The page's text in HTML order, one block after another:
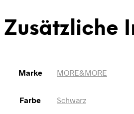
Zusätzliche
Marke MORE&MORE
Farbe Schwarz